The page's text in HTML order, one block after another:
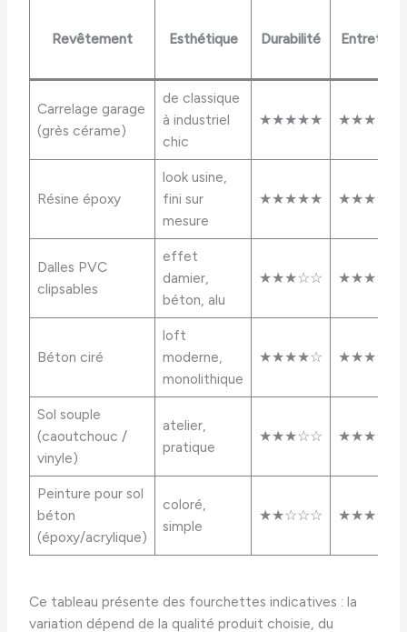
Revêtement Esthétique Durabilité Entretien
Carrelage garage
(grès cérame)
de classique
à industriel
chic
★★★★★ ★★★★★
Résine époxy
look usine,
fini sur
mesure
★★★★★ ★★★★★
Dalles PVC
clipsables
effet
damier,
béton, alu
★★★☆☆ ★★★★☆
Béton ciré
loft
moderne,
monolithique
★★★★☆ ★★★★★
Sol souple
(caoutchouc /
vinyle)
atelier,
pratique
★★★☆☆ ★★★★☆
Peinture pour sol
béton
(époxy/acrylique)
coloré,
simple
★★☆☆☆ ★★★☆☆
Ce tableau présente des fourchettes indicatives : la
variation dépend de la qualité produit choisie, du